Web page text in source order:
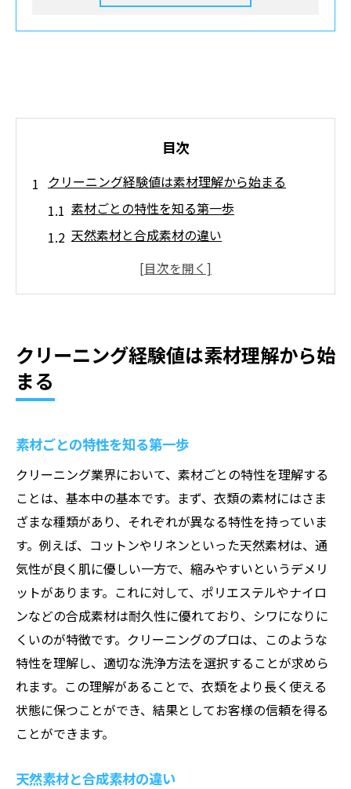
目次
クリーニング経験値は素材理解から始まる
素材ごとの特性を知る第一歩
天然素材と合成素材の違い
素材に適した洗浄方法を見極める
経験を積んで得られる素材理解
プロが語るクリーニングで得られる実践知識
色落ち防止のための工夫
クリーニング機材の適切な使用法
プロだけが知る効率的な作業手順
品質を保証するためのチェックポイント
未経験者でも即戦力になるクリーニングスキル
基本的なクリーニング技術の習得
チームワークを活かした作業効率化
安全で効率的な作業環境の構築
未経験からプロへ成長するまでの道のり
クリーニングの基本原則を学ぶ
即戦力になるための継続的なスキル向上
衣類の特性を活かすクリーニング技術の工夫
衣類の形状保持と仕上がりの工夫
クリーニング経験値は素材理解から始
まる
素材ごとの特性を知る第一歩
クリーニング業界において、素材ごとの特性を理解する
ことは、基本中の基本です。まず、衣類の素材にはさま
ざまな種類があり、それぞれが異なる特性を持っていま
す。例えば、コットンやリネンといった天然素材は、通
気性が良く肌に優しい一方で、縮みやすいというデメリ
ットがあります。これに対して、ポリエステルやナイロ
ンなどの合成素材は耐久性に優れており、シワになりに
くいのが特徴です。クリーニングのプロは、このような
特性を理解し、適切な洗浄方法を選択することが求めら
れます。この理解があることで、衣類をより長く使える
状態に保つことができ、結果としてお客様の信頼を得る
ことができます。
天然素材と合成素材の違い